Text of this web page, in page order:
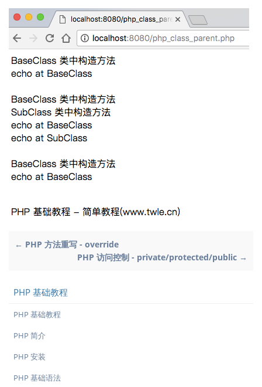
← PHP 方法重写 - override
PHP 访问控制 - private/protected/public →
PHP 基础教程
PHP 基础教程
PHP 简介
PHP 安装
PHP 基础语法